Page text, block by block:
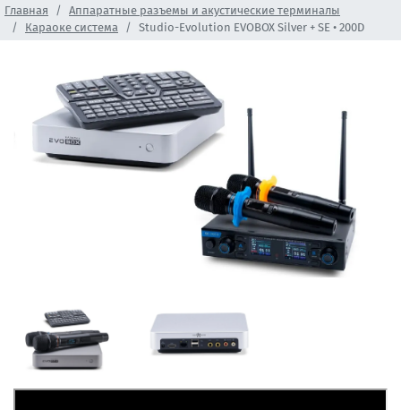
Главная
Аппаратные разъемы и акустические терминалы
Караоке система
Studio-Evolution EVOBOX Silver + SE • 200D